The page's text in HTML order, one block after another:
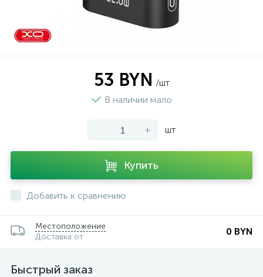
53 BYN /шт
В наличии мало
- + шт
Купить
Добавить к сравнению
Местоположение
Доставка от
0 BYN
Быстрый заказ